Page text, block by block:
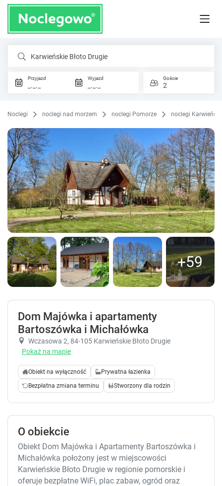
Karwieńskie Błoto Drugie
Przyjazd
_._._
Wyjazd
_._._
Goście
2
Noclegi noclegi nad morzem noclegi Pomorze noclegi
+59
Dom Majówka i apartamenty
Bartoszówka i Michałówka
Wczasowa 2, 84-105 Karwieńskie Błoto Drugie
Pokaż na mapie
Obiekt na wyłączność
Prywatna łazienka
Bezpłatna zmiana terminu
Stworzony dla rodzin
O obiekcie
Obiekt Dom Majówka i Apartamenty Bartoszówka i
Michałówka położony jest w miejscowości
Karwieńskie Błoto Drugie w regionie pomorskie i
oferuje bezpłatne WiFi, plac zabaw, ogród oraz